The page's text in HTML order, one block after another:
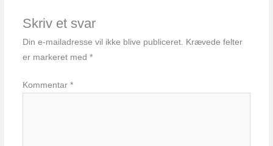
Skriv et svar
Din e-mailadresse vil ikke blive publiceret. Krævede felter
er markeret med *
Kommentar *